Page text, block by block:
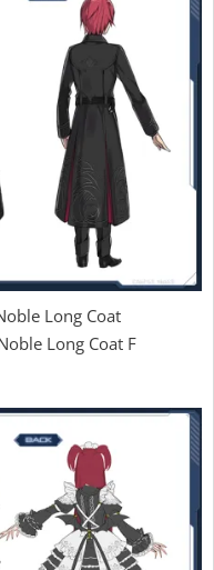
Long Coat
Long Coat F